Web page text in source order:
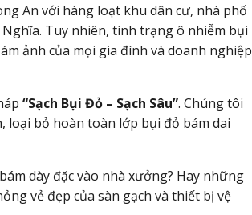
An với hàng loạt khu dân cư, nhà phố
Tuy nhiên, tình trạng ô nhiễm bụi
ảnh của mọi gia đình và doanh nghiệp
“Sạch Bụi Đỏ – Sạch Sâu”. Chúng tôi
loại bỏ hoàn toàn lớp bụi đỏ bám dai
bám dày đặc vào nhà xưởng? Hay những
vẻ đẹp của sàn gạch và thiết bị vệ